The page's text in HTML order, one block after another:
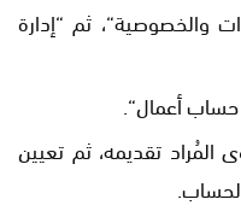
والخصوصية“، ثم “إدارة
أعمال“.
المُراد تقديمه، ثم تعيين